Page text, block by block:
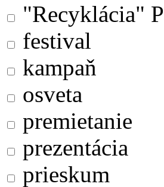
"Recyklácia"
festival
kampaň
osveta
premietanie
prezentácia
prieskum